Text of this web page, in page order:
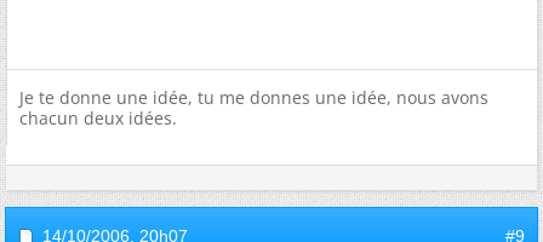
Je te donne une idée, tu me donnes une idée, nous avons
chacun deux idées.
14/10/2006, 20h07 #9